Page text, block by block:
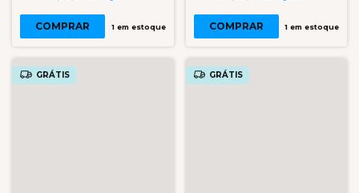
COMPRAR 1em estoque COMPRAR 1 em estoque
GRÁTIS GRÁTIS